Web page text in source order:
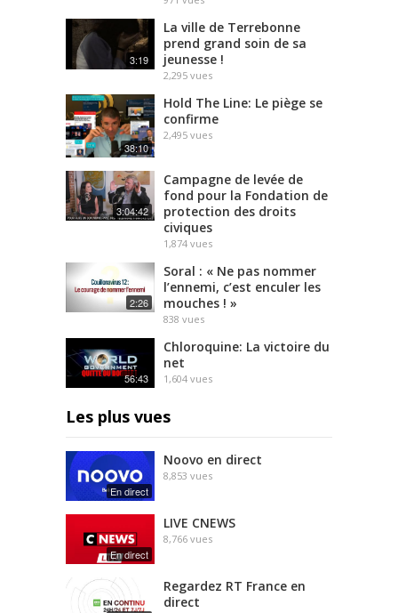
3:19
La ville de Terrebonne
prend grand soin de sa
jeunesse !
2,295 vues
38:10
Hold The Line: Le piège se
confirme
2,495 vues
3:04:42
Campagne de levée de
fond pour la Fondation de
protection des droits
civiques
1,874 vues
2:26
Soral : « Ne pas nommer
l’ennemi, c’est enculer les
mouches ! »
838 vues
56:43
Chloroquine: La victoire du
net
1,604 vues
Les plus vues
En direct
Noovo en direct
8,853 vues
En direct
LIVE CNEWS
8,766 vues
Regardez RT France en
direct